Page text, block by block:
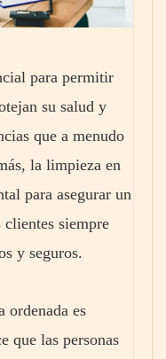
para permitir
su salud y
que a menudo
la limpieza en
para asegurar un
siempre
y seguros.
es
que las personas